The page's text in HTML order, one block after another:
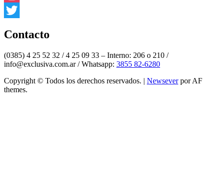
Instagram
Contacto
(0385) 4 25 52 32 / 4 25 09 33 – Interno: 206 o 210 /
info@exclusiva.com.ar / Whatsapp: 3855 82-6280
Copyright © Todos los derechos reservados. | Newseverpor AF
themes.